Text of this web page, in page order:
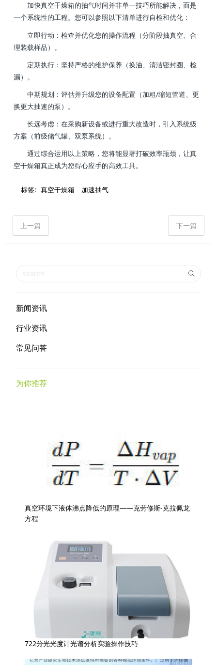
加快真空干燥箱的抽气时间并非单一技巧所能解决，而是
一个系统性的工程。您可以参照以下清单进行自检和优化：
立即行动：检查并优化您的操作流程（分阶段抽真空、合
理装载样品）。
定期执行：坚持严格的维护保养（换油、清洁密封圈、检
漏）。
中期规划：评估并升级您的设备配置（加粗/缩短管道、更
换更大抽速的泵）。
长远考虑：在采购新设备或进行重大改造时，引入系统级
方案（前级储气罐、双泵系统）。
通过综合运用以上策略，您将能显著打破效率瓶颈，让真
空干燥箱真正成为您得心应手的高效工具。
标签: 真空干燥箱 加速抽气
上一篇 下一篇
新闻资讯
行业资讯
常见问答
为你推荐
真空环境下液体沸点降低的原理——克劳修斯-克拉佩龙
方程
722分光光度计光谱分析实验操作技巧